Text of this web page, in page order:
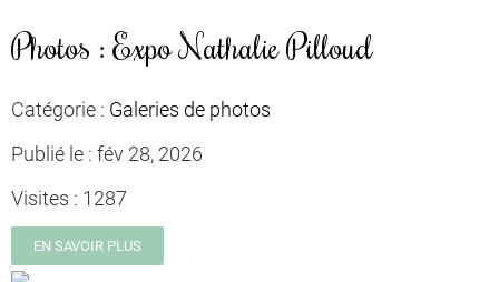
Photos : Expo Nathalie Pilloud
Catégorie : Galeries de photos
Publié le : fév 28, 2026
Visites : 1287
EN SAVOIR PLUS